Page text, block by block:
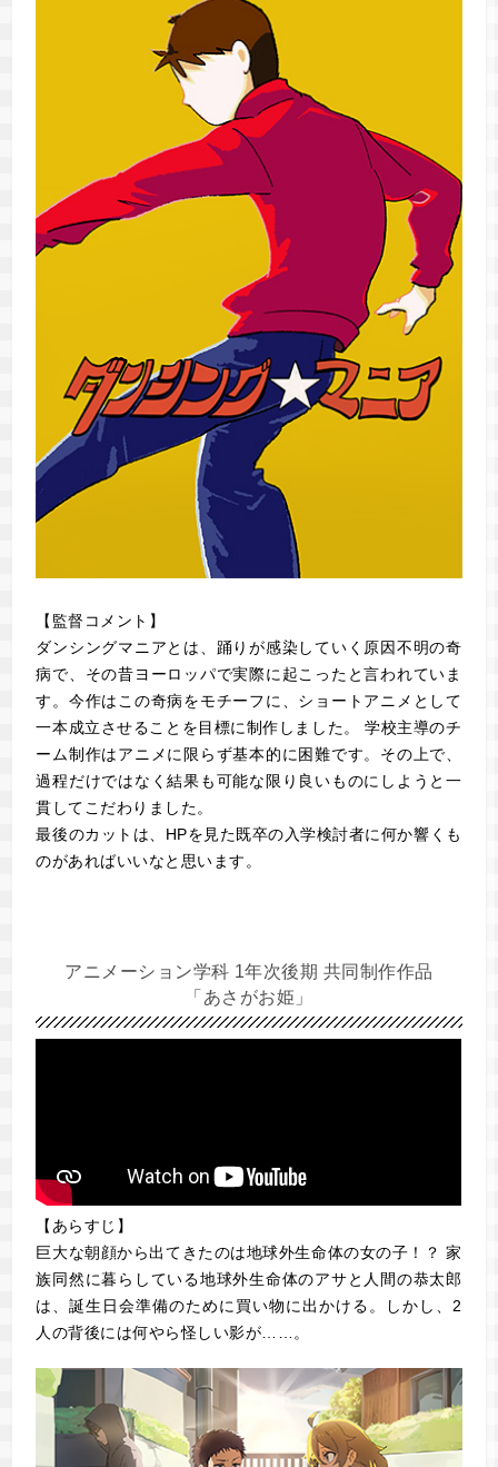
【監督コメント】
ダンシングマニアとは、踊りが感染していく原因不明の奇
病で、その昔ヨーロッパで実際に起こったと言われていま
す。今作はこの奇病をモチーフに、ショートアニメとして
一本成立させることを目標に制作しました。 学校主導のチ
ーム制作はアニメに限らず基本的に困難です。その上で、
過程だけではなく結果も可能な限り良いものにしようと一
貫してこだわりました。
最後のカットは、HPを見た既卒の入学検討者に何か響くも
のがあればいいなと思います。
アニメーション学科 1年次後期 共同制作作品
「あさがお姫」
【あらすじ】
巨大な朝顔から出てきたのは地球外生命体の女の子！？ 家
族同然に暮らしている地球外生命体のアサと人間の恭太郎
は、誕生日会準備のために買い物に出かける。しかし、2
人の背後には何やら怪しい影が……。